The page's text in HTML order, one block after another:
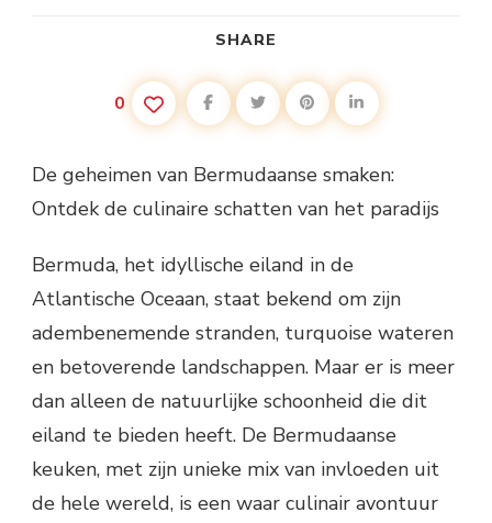
SHARE
0
De geheimen van Bermudaanse smaken:
Ontdek de culinaire schatten van het paradijs
Bermuda, het idyllische eiland in de
Atlantische Oceaan, staat bekend om zijn
adembenemende stranden, turquoise wateren
en betoverende landschappen. Maar er is meer
dan alleen de natuurlijke schoonheid die dit
eiland te bieden heeft. De Bermudaanse
keuken, met zijn unieke mix van invloeden uit
de hele wereld, is een waar culinair avontuur